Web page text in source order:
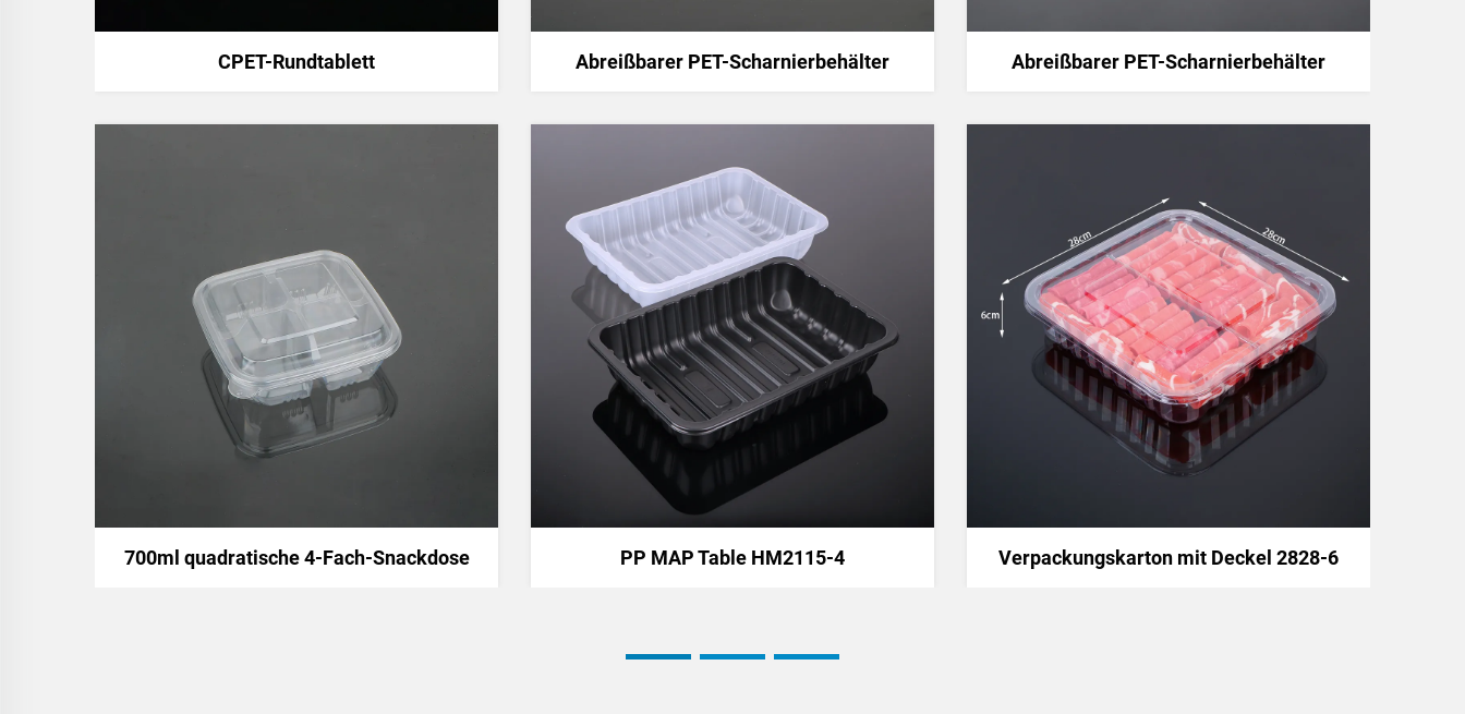
CPET-Rundtablett Abreißbarer PET-Scharnierbehälter Abreißbarer PET-Scharnierbehälter
700ml quadratische 4-Fach-Snackdose PP MAP Table HM2115-4 Verpackungskarton mit Deckel 2828-6